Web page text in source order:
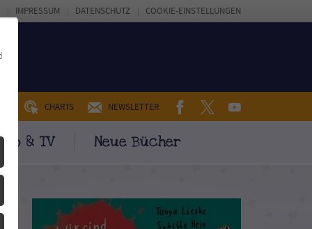
CHARTS NEWSLETTER FACEBOOKTWITTERYOUTUBE
& TV Neue Bücher
IMPRESSUM DATENSCHUTZ COOKIE-EINSTELLUNGEN